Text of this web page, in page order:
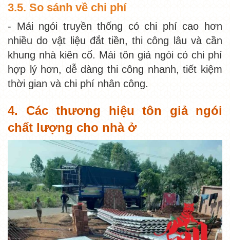
3.5. So sánh về chi phí
- Mái ngói truyền thống có chi phí cao hơn
nhiều do vật liệu đắt tiền, thi công lâu và cần
khung nhà kiên cố. Mái tôn giả ngói có chi phí
hợp lý hơn, dễ dàng thi công nhanh, tiết kiệm
thời gian và chi phí nhân công.
4. Các thương hiệu tôn giả ngói
chất lượng cho nhà ở